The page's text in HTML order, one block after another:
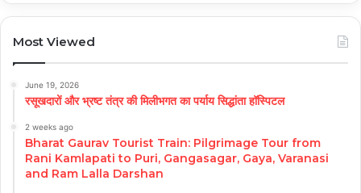
Most Viewed
June 19, 2026
रसूखदारों और भ्रष्ट तंत्र की मिलीभगत का पर्याय सिद्धांता हॉस्पिटल
2 weeks ago
Bharat Gaurav Tourist Train: Pilgrimage Tour from
Rani Kamlapati to Puri, Gangasagar, Gaya, Varanasi
and Ram Lalla Darshan